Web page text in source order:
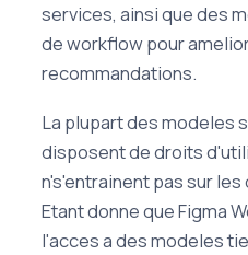
services, ainsi que des
de workflow pour
recommandations.
La plupart des modeles
disposent de droits
n's'entrainent pas sur
Etant donne que Figma
l'acces a des modeles